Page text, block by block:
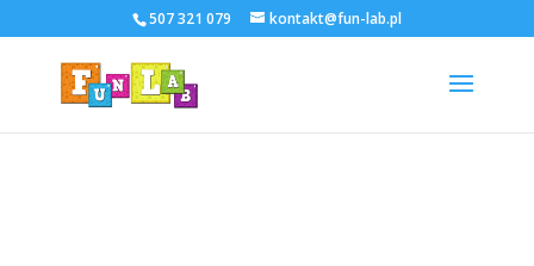
507 321 079 kontakt@fun-lab.pl